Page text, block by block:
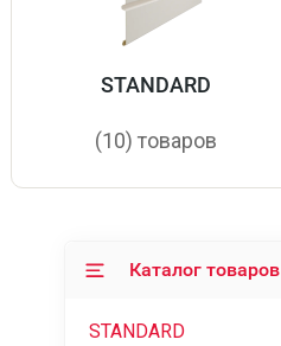
STANDARD
(10) товаров
Каталог товаров
STANDARD